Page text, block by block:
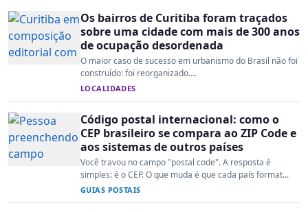
Os bairros de Curitiba foram traçados
sobre uma cidade com mais de 300 anos
de ocupação desordenada
O maior caso de sucesso em urbanismo do Brasil não foi
construído: foi reorganizado....
LOCALIDADES
Código postal internacional: como o
CEP brasileiro se compara ao ZIP Code e
aos sistemas de outros países
Você travou no campo "postal code". A resposta é
simples: é o CEP. O que muda é que cada país format...
GUIAS POSTAIS